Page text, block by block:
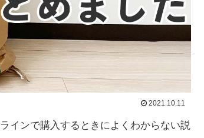
2021.10.11
インで購入するときによくわからない説